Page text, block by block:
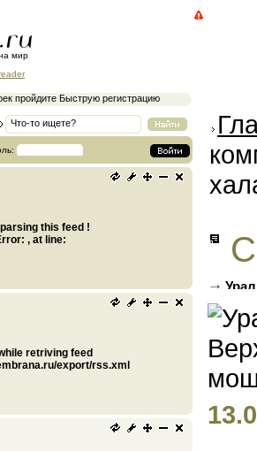
мир
пройдите Быструю регистрацию
this feed !
, at line:
retriving feed
export/rss.xml